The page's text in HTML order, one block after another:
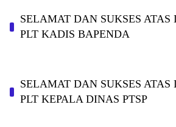
SELAMAT DAN SUKSES
PLT KADIS BAPENDA
SELAMAT DAN SUKSES
PLT KEPALA DINAS PTSP